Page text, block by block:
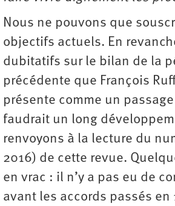
Nous ne pouvons que
objectifs actuels. En
dubitatifs sur le bilan de la
précédente que François
présente comme un
faudrait un long
renvoyons à la lecture du
2016) de cette revue.
en vrac : il n’y a pas eu de
avant les accords passés en